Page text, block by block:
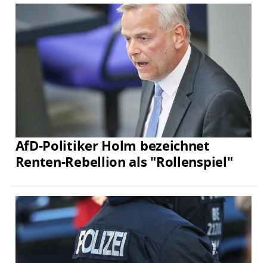
AfD-Politiker Holm bezeichnet
Renten-Rebellion als "Rollenspiel"